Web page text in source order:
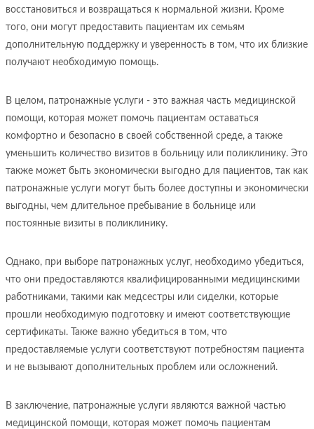
восстановиться и возвращаться к нормальной жизни. Кроме
того, они могут предоставить пациентам их семьям
дополнительную поддержку и уверенность в том, что их близкие
получают необходимую помощь.
В целом, патронажные услуги - это важная часть медицинской
помощи, которая может помочь пациентам оставаться
комфортно и безопасно в своей собственной среде, а также
уменьшить количество визитов в больницу или поликлинику. Это
также может быть экономически выгодно для пациентов, так как
патронажные услуги могут быть более доступны и экономически
выгодны, чем длительное пребывание в больнице или
постоянные визиты в поликлинику.
Однако, при выборе патронажных услуг, необходимо убедиться,
что они предоставляются квалифицированными медицинскими
работниками, такими как медсестры или сиделки, которые
прошли необходимую подготовку и имеют соответствующие
сертификаты. Также важно убедиться в том, что
предоставляемые услуги соответствуют потребностям пациента
и не вызывают дополнительных проблем или осложнений.
В заключение, патронажные услуги являются важной частью
медицинской помощи, которая может помочь пациентам